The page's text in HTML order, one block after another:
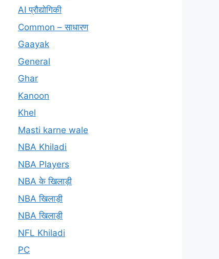
AI प्रौद्योगिकी
Common – साधारण
Gaayak
General
Ghar
Kanoon
Khel
Masti karne wale
NBA Khiladi
NBA Players
NBA के खिलाड़ी
NBA खिलाड़ी
NBA खिलाड़ी
NFL Khiladi
PC